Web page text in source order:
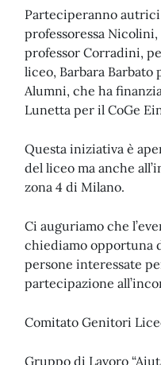
Parteciperanno
professoressa
professor Corradini,
liceo, Barbara Barbato
Alumni, che ha
Lunetta per il CoGe
Questa iniziativa è
del liceo ma anche
zona 4 di Milano.
Ci auguriamo che
chiediamo opportuna
persone interessate
partecipazione
Comitato Genitori
Gruppo di Lavoro